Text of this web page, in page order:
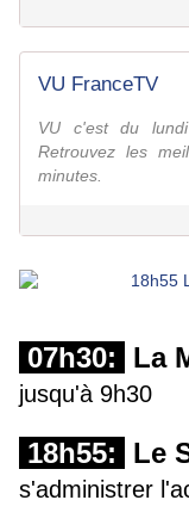
VU FranceTV
VU c'est du
Retrouvez les
minutes.
07h30: La
jusqu'à 9h30
18h55: Le
s'administrer